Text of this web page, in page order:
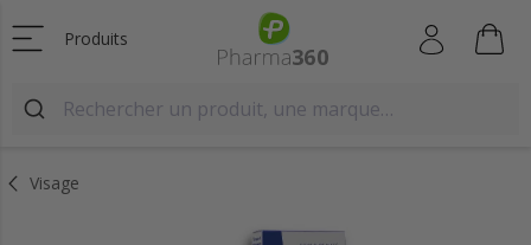
Produits
Visage